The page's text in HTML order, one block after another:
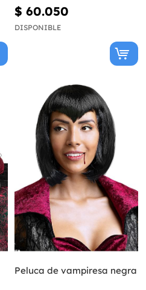
$ 60.050
DISPONIBLE
Peluca de vampiresa negra